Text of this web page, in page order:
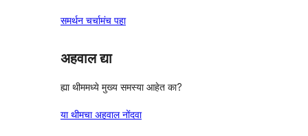
समर्थन चर्चामंच पहा
अहवाल द्या
ह्या थीममध्ये मुख्य समस्या आहेत का?
या थीमचा अहवाल नोंदवा